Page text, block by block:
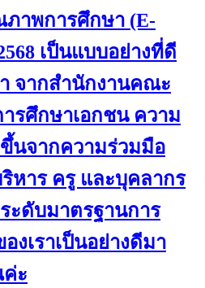
าพการศึกษา (E-
เป็นแบบอย่างที่ดี
จากสำนักงานคณะ
รศึกษาเอกชน ความ
นจากความร่วมมือ
หาร ครู และบุคลากร
ะดับมาตรฐานการ
งเราเป็นอย่างดีมา
ะ